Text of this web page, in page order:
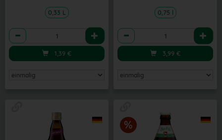
0,33 L
Anzahl
1,39 €
0,75 l
Anzahl
3,99 €